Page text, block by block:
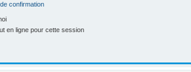
confirmation
en ligne pour cette session